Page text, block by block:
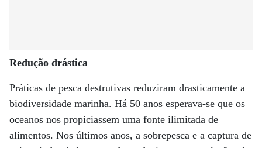
Redução drástica
Práticas de pesca destrutivas reduziram drasticamente a
biodiversidade marinha. Há 50 anos esperava-se que os
oceanos nos propiciassem uma fonte ilimitada de
alimentos. Nos últimos anos, a sobrepesca e a captura de